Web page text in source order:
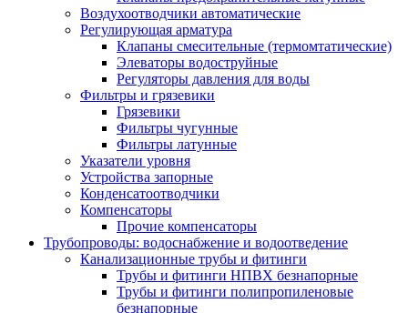
Воздухоотводчики автоматические
Регулирующая арматура
Клапаны смесительные (термомтатические)
Элеваторы водоструйные
Регуляторы давления для воды
Фильтры и грязевики
Грязевики
Фильтры чугунные
Фильтры латунные
Указатели уровня
Устройства запорные
Конденсатоотводчики
Компенсаторы
Прочие компенсаторы
Трубопроводы: водоснабжение и водоотведение
Канализационные трубы и фитинги
Трубы и фитинги НПВХ безнапорные
Трубы и фитинги полипропиленовые
безнапорные